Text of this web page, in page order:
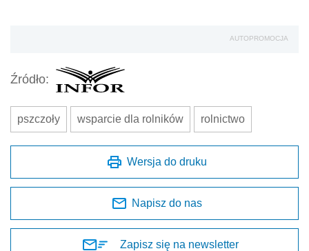
AUTOPROMOCJA
Źródło:
pszczoły wsparcie dla rolników rolnictwo
Wersja do druku
Napisz do nas
Zapisz się na newsletter